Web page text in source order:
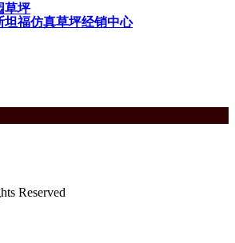
草坪
坦福仿真草坪经销中心
Reserved